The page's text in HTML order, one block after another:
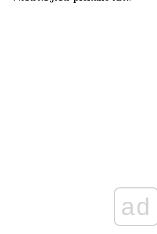
ad